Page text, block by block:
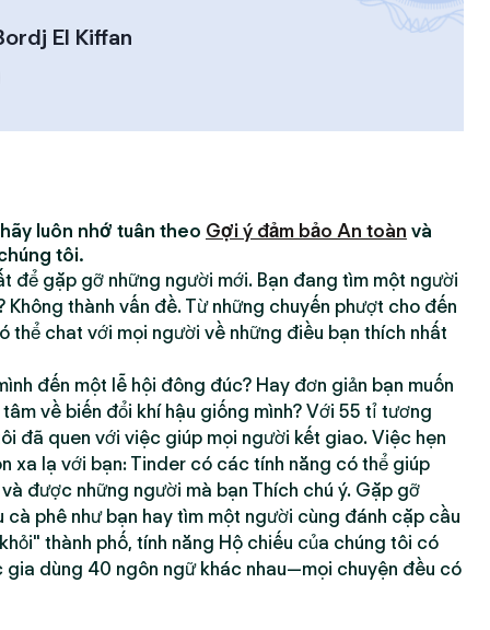
El Kiffan
luôn nhớ tuân theo Gợi ý đảm bảo An toàn và
tôi.
để gặp gỡ những người mới. Bạn đang tìm một người
Không thành vấn đề. Từ những chuyến phượt cho đến
thể chat với mọi người về những điều bạn thích nhất
đến một lễ hội đông đúc? Hay đơn giản bạn muốn
về biến đổi khí hậu giống mình? Với 55 tỉ tương
đã quen với việc giúp mọi người kết giao. Việc hẹn
xa lạ với bạn: Tinder có các tính năng có thể giúp
được những người mà bạn Thích chú ý. Gặp gỡ
cà phê như bạn hay tìm một người cùng đánh cặp cầu
thành phố, tính năng Hộ chiếu của chúng tôi có
gia dùng 40 ngôn ngữ khác nhau—mọi chuyện đều có